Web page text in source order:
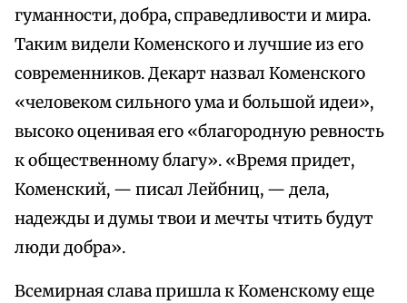
гуманности, добра, справедливости и мира.
Таким видели Коменского и лучшие из его
современников. Декарт назвал Коменского
«человеком сильного ума и большой идеи»,
высоко оценивая его «благородную ревность
к общественному благу». «Время придет,
Коменский, — писал Лейбниц, — дела,
надежды и думы твои и мечты чтить будут
люди добра».
Всемирная слава пришла к Коменскому еще